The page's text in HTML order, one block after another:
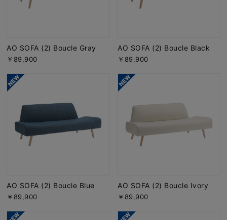
AO SOFA (2) Boucle Gray
￥89,900
AO SOFA (2) Boucle Black
￥89,900
AO SOFA (2) Boucle Blue
￥89,900
AO SOFA (2) Boucle Ivory
￥89,900